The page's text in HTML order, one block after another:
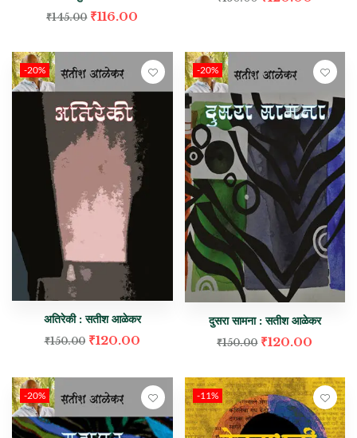
₹145.00 ₹116.00
-20%
अतिरेकी : सतीश आळेकर
₹150.00 ₹120.00
-20%
दुसरा सामना : सतीश आळेकर
₹150.00 ₹120.00
-20% -11%